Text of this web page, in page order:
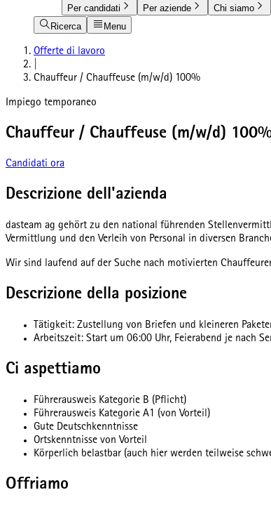
Per candidati Per aziende Chi siamo
Ricerca
Menu
Offerte di lavoro
Chauffeur / Chauffeuse (m/w/d) 100%
Impiego temporaneo
Chauffeur / Chauffeuse (m/w/d)
Candidati ora
Descrizione dell'azienda
dasteam ag gehört zu den national führenden
Vermittlung und den Verleih von Personal in diversen
Wir sind laufend auf der Suche nach motivierten
Descrizione della posizione
Tätigkeit: Zustellung von Briefen und kleineren
Arbeitszeit: Start um 06:00 Uhr, Feierabend je nach
Ci aspettiamo
Führerausweis Kategorie B (Pflicht)
Führerausweis Kategorie A1 (von Vorteil)
Gute Deutschkenntnisse
Ortskenntnisse von Vorteil
Körperlich belastbar (auch hier werden teilweise
Offriamo